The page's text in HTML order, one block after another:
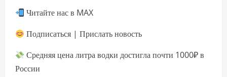
Читайте нас в MAX
Подписаться | Прислать новость
Средняя цена литра водки достигла почти 1000₽ в
России